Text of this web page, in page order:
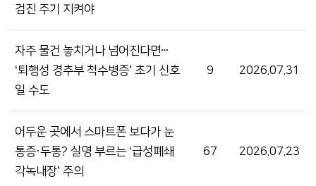
검진 주기 지켜야
자주 물건 놓치거나 넘어진다면ⵈ
‘퇴행성 경추부 척수병증’ 초기 신호
일 수도
9 2026.07.31
어두운 곳에서 스마트폰 보다가 눈
통증·두통? 실명 부르는 ‘급성폐쇄
각녹내장’ 주의
67 2026.07.23